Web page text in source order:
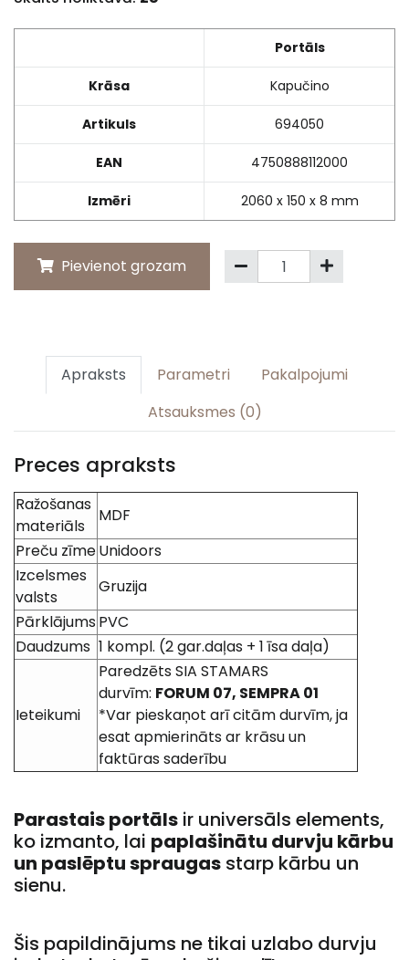
Portāls
Krāsa Kapučino
Artikuls 694050
EAN 4750888112000
Izmēri 2060 x 150 x 8 mm
Pievienot grozam
Apraksts Parametri
Pakalpojumi
Atsauksmes (0)
Preces apraksts
Ražošanas
materiāls
MDF
Preču zīmeUnidoors
Izcelsmes
valsts
Gruzija
PārklājumsPVC
Daudzums 1 kompl. (2 gar.daļas + 1 īsa daļa)
Ieteikumi
Paredzēts SIA STAMARS
durvīm: FORUM 07, SEMPRA 01
*Var pieskaņot arī citām durvīm, ja
esat apmierināts ar krāsu un
faktūras saderību
Parastais portāls ir universāls elements,
ko izmanto, lai paplašinātu durvju kārbu
un paslēptu spraugas starp kārbu un
sienu.
Šis papildinājums ne tikai uzlabo durvju